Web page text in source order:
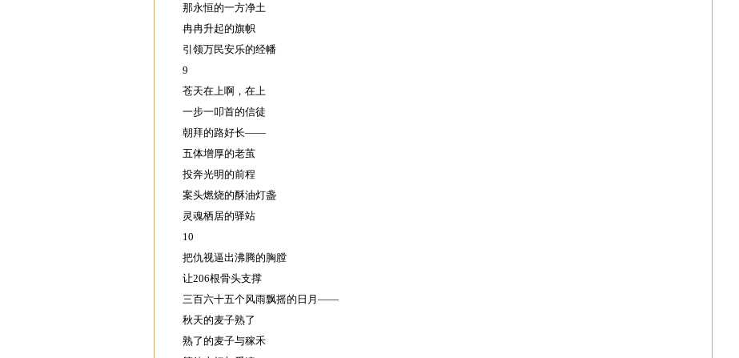
那永恒的一方净土
冉冉升起的旗帜
引领万民安乐的经幡
9
苍天在上啊，在上
一步一叩首的信徒
朝拜的路好长——
五体增厚的老茧
投奔光明的前程
案头燃烧的酥油灯盏
灵魂栖居的驿站
10
把仇视逼出沸腾的胸膛
让206根骨头支撑
三百六十五个风雨飘摇的日月——
秋天的麦子熟了
熟了的麦子与稼禾